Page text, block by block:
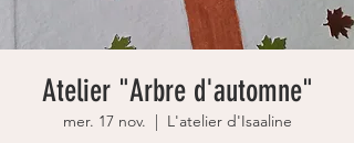
Atelier "Arbre d'automne"
mer. 17 nov.
  |
L'atelier d'Isaaline